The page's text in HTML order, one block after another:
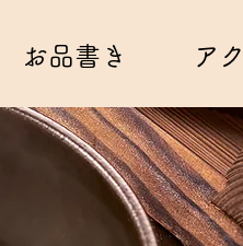
お品書き ア